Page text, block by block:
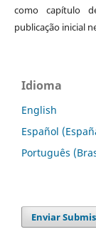
como capítulo
publicação inicial
Idioma
English
Español
Português
Enviar